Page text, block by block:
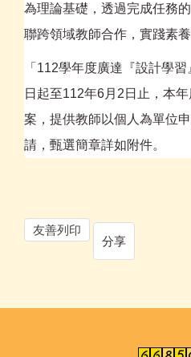
為理論基礎，透過完成任務
聯跨領域教師合作，實踐素
「112學年度廣達『設計學
日起至112年6月2日止，本
案，提供教師以個人為單位
請，甄選簡章詳如附件。
友善列印
分享